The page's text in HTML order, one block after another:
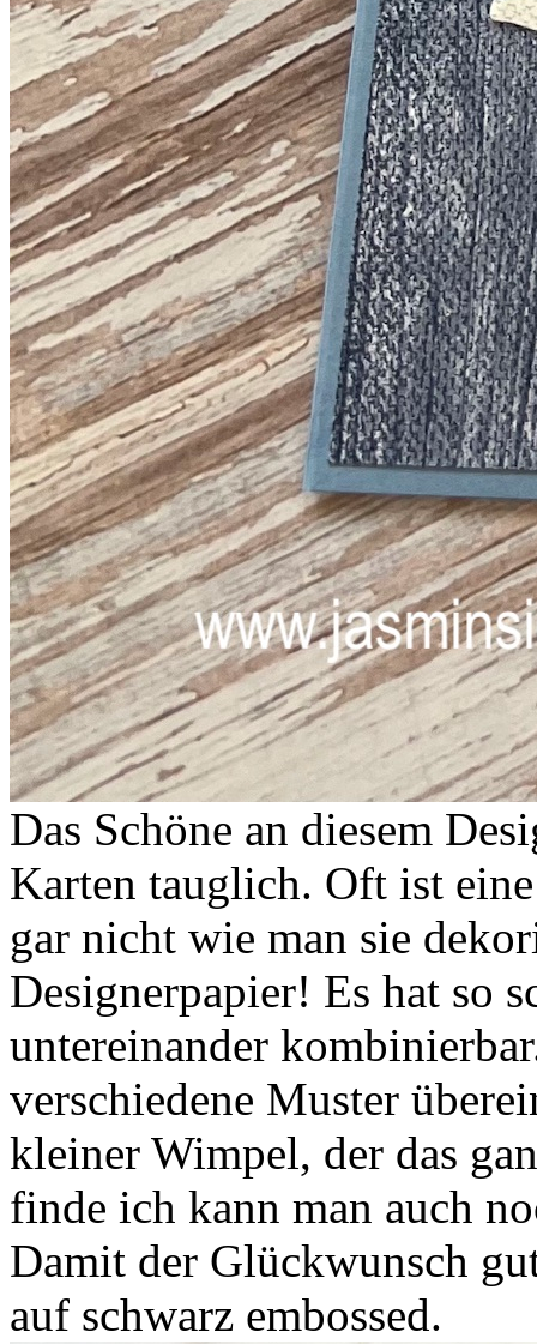
Das Schöne an diesem
Karten tauglich. Oft ist
gar nicht wie man sie
Designerpapier! Es hat so
untereinander
verschiedene Muster
kleiner Wimpel, der das
finde ich kann man auch
Damit der Glückwunsch
auf schwarz embossed.